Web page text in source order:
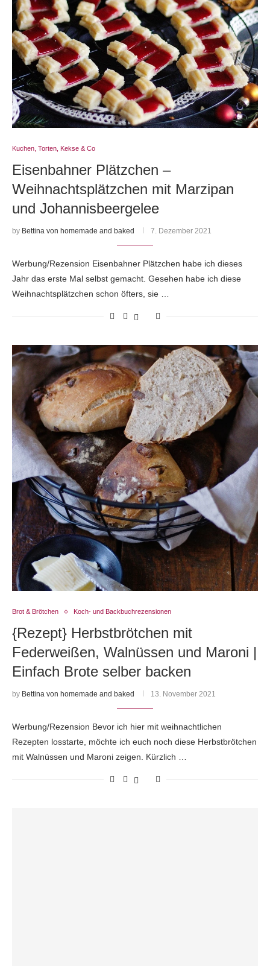
Kuchen, Torten, Kekse & Co
Eisenbahner Plätzchen –
Weihnachtsplätzchen mit Marzipan
und Johannisbeergelee
by Bettina von homemade and baked 7. Dezember 2021
Werbung/Rezension Eisenbahner Plätzchen habe ich dieses
Jahr das erste Mal selbst gemacht. Gesehen habe ich diese
Weihnachtsplätzchen schon öfters, sie …
Brot & Brötchen Koch- und Backbuchrezensionen
{Rezept} Herbstbrötchen mit
Federweißen, Walnüssen und Maroni |
Einfach Brote selber backen
by Bettina von homemade and baked 13. November 2021
Werbung/Rezension Bevor ich hier mit weihnachtlichen
Rezepten losstarte, möchte ich euch noch diese Herbstbrötchen
mit Walnüssen und Maroni zeigen. Kürzlich …